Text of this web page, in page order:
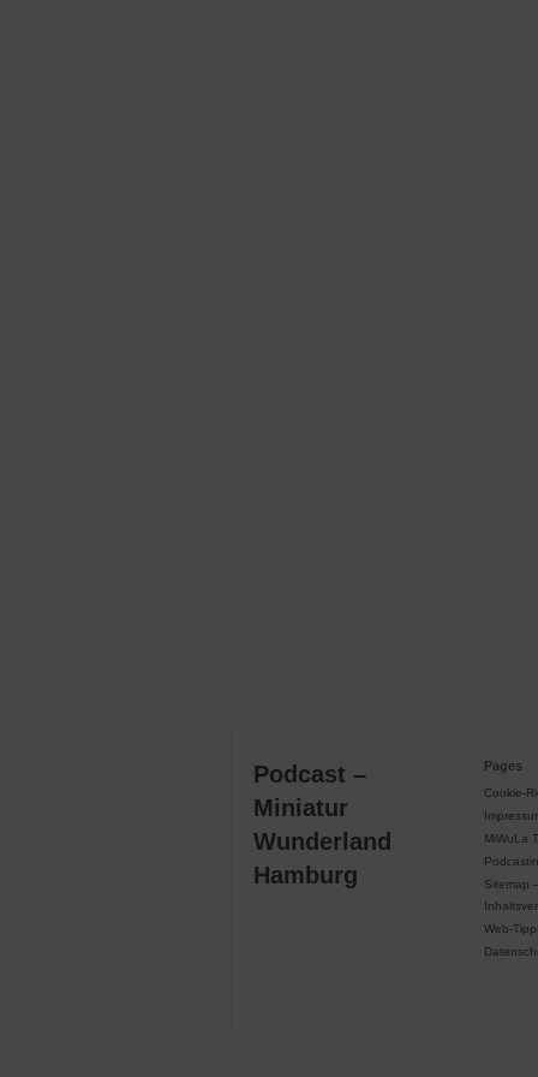
Podcast –
Miniatur
Wunderland
Hamburg
Pages
Cookie-
MiWuLa
Sitemap –
Web-